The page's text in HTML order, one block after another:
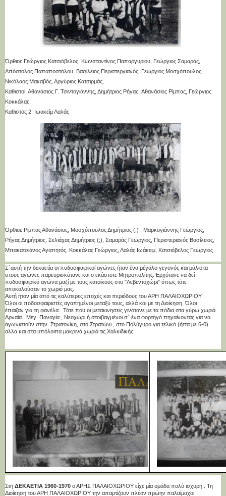
Όρθιοι: Γεώργιος Κατσιόβελος, Κωνσταντίνος Παπαργυρίου, Γεώργιος Σαμαράς,
Απόστολος Παπαποστόλου, Βασίλειος Περιστεργιανός, Γεώργιος Μοσχόπουλος,
Νικόλαος Μακαβός, Αργύριος Κατσιρμάς,
Καθιστοί: Αθανάσιος Γ. Τσιντογιάννης, Δημήτριος Ρήγας, Αθανάσιος Ρίμπας, Γεώργιος
Κοκκάλας,
Καθιστός 2: Ιωακείμ Λαλάς
Όρθιοι: Ρίμπας Αθανάσιος, Μοσχόπουλος Δημήτριος (;) , Μαρκογιάννης Γεώργιος,
Ρήγας Δημήτριος, Σελιάχας Δημήτριος (;), Σαμαράς Γεώργιος, Περιστεριανός Βασίλειος,
Μπακατσιάνος Αγαπητός, Κοκκάλας Γεώργιος, Λαλάς Ιωάκειμ, Κατσιόβελος Γεώργιος
Σ΄αυτή την δεκαετία οι ποδοσφαιρικοί αγώνες ήταν ένα μέγάλο γεγονός και μάλιστα
στους αγώνες παρευρισκότανε και ο εκάστοτε Μητροπολίτης. Ερχότανε να δεί
ποδοσφαιρικό αγώνα μαζί με τους κατοίκους στο "Λεβεντοχώρι" όπως τότε
αποκαλούσαν το χωριό μας.
Αυτή ήταν μία από τις καλύτερες εποχές και περιόδους του ΑΡΗ ΠΑΛΑΙΟΧΩΡΙΟΥ .
Όλοι οι ποδοσφαιριστές αγαπημένοι μεταξύ τους, αλλά και με τη Διοίκηση. Όλοι
έπαιζαν για τη φανέλα. Τότε που οι μετακινησεις γινότανε με τα πόδια στα γύρω χωριά
Αρναία , Μεγ. Παναγία , Νεοχώρι ή στοιβαγμένοι σ΄ ένα φορτηγό πηγαίνοντας για να
αγωνιστούν στην Στρατονίκη, στο Στρατώνι , στο Πολύγυρο για τελικό (ήττα με 6-0)
αλλα και στα υπόλοιπα μακρινά χωριά τις Χαλκιδικής .
Στη ΔΕΚΑΕΤΙΑ 1960-1970 ο ΑΡΗΣ ΠΑΛΑΙΟΧΩΡΙΟΥ είχε μία ομάδα πολύ ισχυρή . Τη
Διοίκηση του ΑΡΗ ΠΑΛΑΙΟΧΩΡΙΟΥ την απαρτίζουν πλέον πρώην παλαίμαχοι